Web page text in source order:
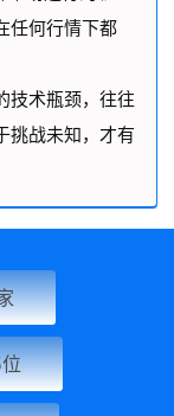
任何行情下都
技术瓶颈，往往
挑战未知，才有